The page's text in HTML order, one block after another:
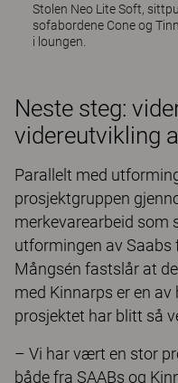
Stolen Neo Lite Soft,
sofabordene Coneog
i loungen.
Neste steg:
videreutvikling
Parallelt med
prosjektgruppen
merkevarearbeid som
utformingen av Saabs
Mångsén fastslår at
med Kinnarps er en
prosjektet har blitt så
– Vi har vært en stor
både fra SAABs og